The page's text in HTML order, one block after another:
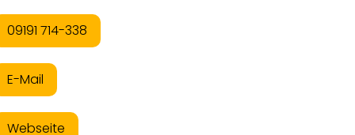
09191 714-338
E-Mail
Webseite